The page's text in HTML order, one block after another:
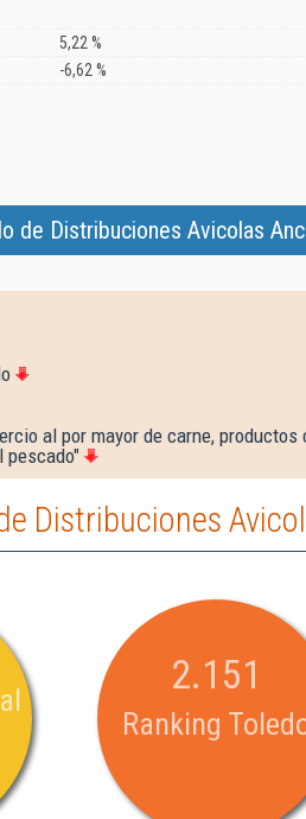
5,22 %
-6,62 %
de Distribuciones Avicolas
al por mayor de carne, productos
pescado"
Distribuciones
2.151
Ranking